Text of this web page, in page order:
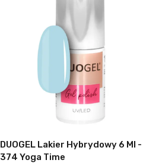
DUOGEL Lakier Hybrydowy 6 Ml -
374 Yoga Time